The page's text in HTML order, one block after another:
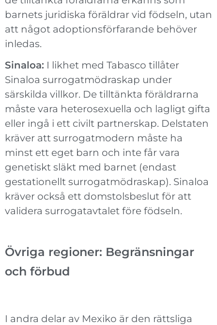
barnets juridiska föräldrar vid födseln, utan
att något adoptionsförfarande behöver
inledas.
Sinaloa: I likhet med Tabasco tillåter
Sinaloa surrogatmödraskap under
särskilda villkor. De tilltänkta föräldrarna
måste vara heterosexuella och lagligt gifta
eller ingå i ett civilt partnerskap. Delstaten
kräver att surrogatmodern måste ha
minst ett eget barn och inte får vara
genetiskt släkt med barnet (endast
gestationellt surrogatmödraskap). Sinaloa
kräver också ett domstolsbeslut för att
validera surrogatavtalet före födseln.
Övriga regioner: Begränsningar
och förbud
I andra delar av Mexiko är den rättsliga